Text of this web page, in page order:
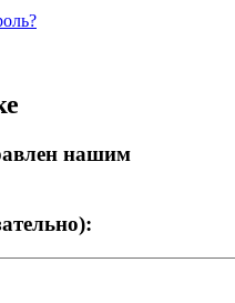
нашим